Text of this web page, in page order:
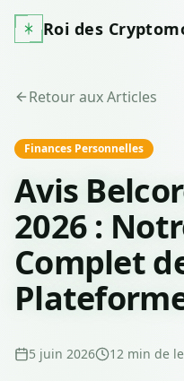
Roi des
Retour aux Articles
Finances Personnelles
Avis
2026 :
Complet
5 juin 2026 12 min de